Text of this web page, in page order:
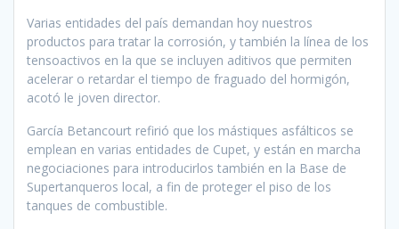
Varias entidades del país demandan hoy nuestros
productos para tratar la corrosión, y también la línea de los
tensoactivos en la que se incluyen aditivos que permiten
acelerar o retardar el tiempo de fraguado del hormigón,
acotó le joven director.
García Betancourt refirió que los mástiques asfálticos se
emplean en varias entidades de Cupet, y están en marcha
negociaciones para introducirlos también en la Base de
Supertanqueros local, a fin de proteger el piso de los
tanques de combustible.